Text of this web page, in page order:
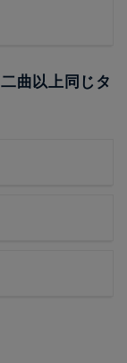
曲以上同じタ